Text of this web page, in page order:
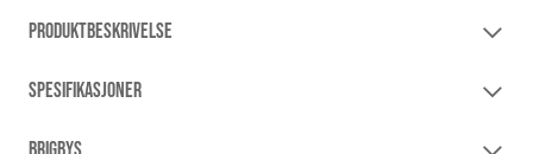
PRODUKTBESKRIVELSE
SPESIFIKASJONER